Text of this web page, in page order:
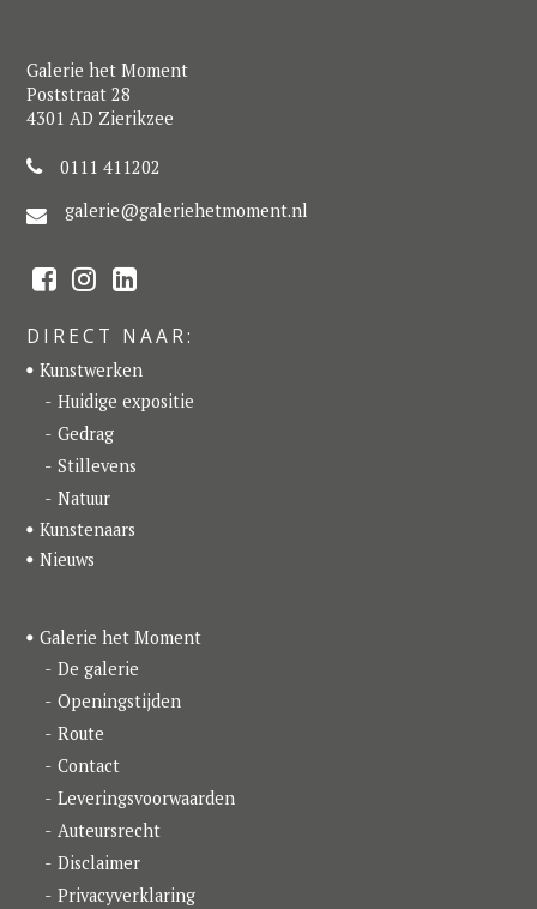
Galerie het Moment
Poststraat 28
4301 AD Zierikzee
0111 411202
galerie@galeriehetmoment.nl
F
a
e
b
o
o
k
t
a
g
r
a
m
L
i
k
e
d
I
n
DIRECT NAAR:
Kunstwerken
Huidige expositie
Gedrag
Stillevens
Natuur
Kunstenaars
Nieuws
Galerie het Moment
De galerie
Openingstijden
Route
Contact
Leveringsvoorwaarden
Auteursrecht
Disclaimer
Privacyverklaring